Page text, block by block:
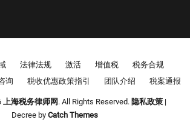
法律法规 激活 增值税
税务合规
询 税收优惠政策指引 团队介绍 税案通报
上海税务律师网 . All Rights Reserved. 隐私政策 |
Decree by Catch Themes